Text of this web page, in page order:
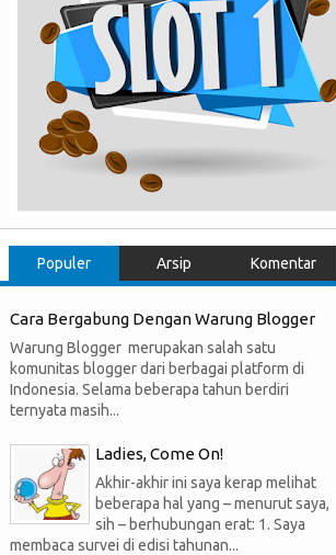
Populer Arsip Komentar
Cara Bergabung Dengan Warung Blogger
Warung Blogger merupakan salah satu
komunitas blogger dari berbagai platform di
Indonesia. Selama beberapa tahun berdiri
ternyata masih...
Ladies, Come On!
Akhir-akhir ini saya kerap melihat
beberapa hal yang – menurut saya,
sih – berhubungan erat: 1. Saya
membaca survei di edisi tahunan...